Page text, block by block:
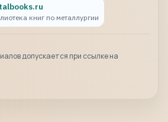
книг по металлургии
допускается при ссылке на